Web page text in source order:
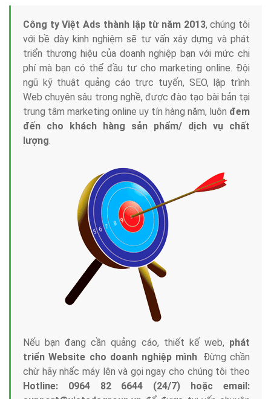
Công ty Việt Ads thành lập từ năm 2013, chúng tôi
với bề dày kinh nghiệm sẽ tư vấn xây dựng và phát
triển thương hiệu của doanh nghiệp bạn với mức chi
phí mà bạn có thể đầu tư cho marketing online. Đội
ngũ kỹ thuật quảng cáo trực tuyến, SEO, lập trình
Web chuyên sâu trong nghề, được đào tạo bài bản tại
trung tâm marketing online uy tín hàng năm, luôn đem
đến cho khách hàng sản phẩm/ dịch vụ chất
lượng.
Nếu bạn đang cần quảng cáo, thiết kế web, phát
triển Website cho doanh nghiệp mình. Đừng chần
chừ hãy nhấc máy lên và gọi ngay cho chúng tôi theo
Hotline: 0964 82 6644 (24/7) hoặc email: